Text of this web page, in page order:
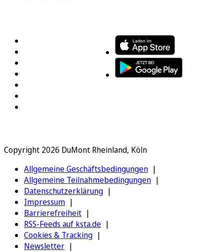
Copyright 2026 DuMont Rheinland, Köln
Allgemeine Geschäftsbedingungen
Allgemeine Teilnahmebedingungen
Datenschutzerklärung
Impressum
Barrierefreiheit
RSS-Feeds auf ksta.de
Cookies & Tracking
Newsletter